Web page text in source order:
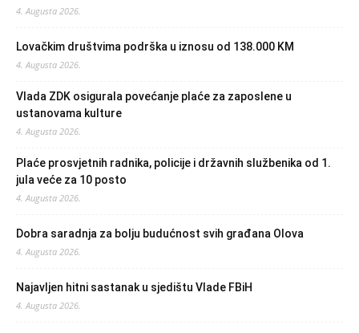
4. Augusta 2026.
Lovačkim društvima podrška u iznosu od 138.000 KM
4. Augusta 2026.
Vlada ZDK osigurala povećanje plaće za zaposlene u
ustanovama kulture
4. Augusta 2026.
Plaće prosvjetnih radnika, policije i državnih službenika od 1.
jula veće za 10 posto
4. Augusta 2026.
Dobra saradnja za bolju budućnost svih građana Olova
4. Augusta 2026.
Najavljen hitni sastanak u sjedištu Vlade FBiH
4. Augusta 2026.